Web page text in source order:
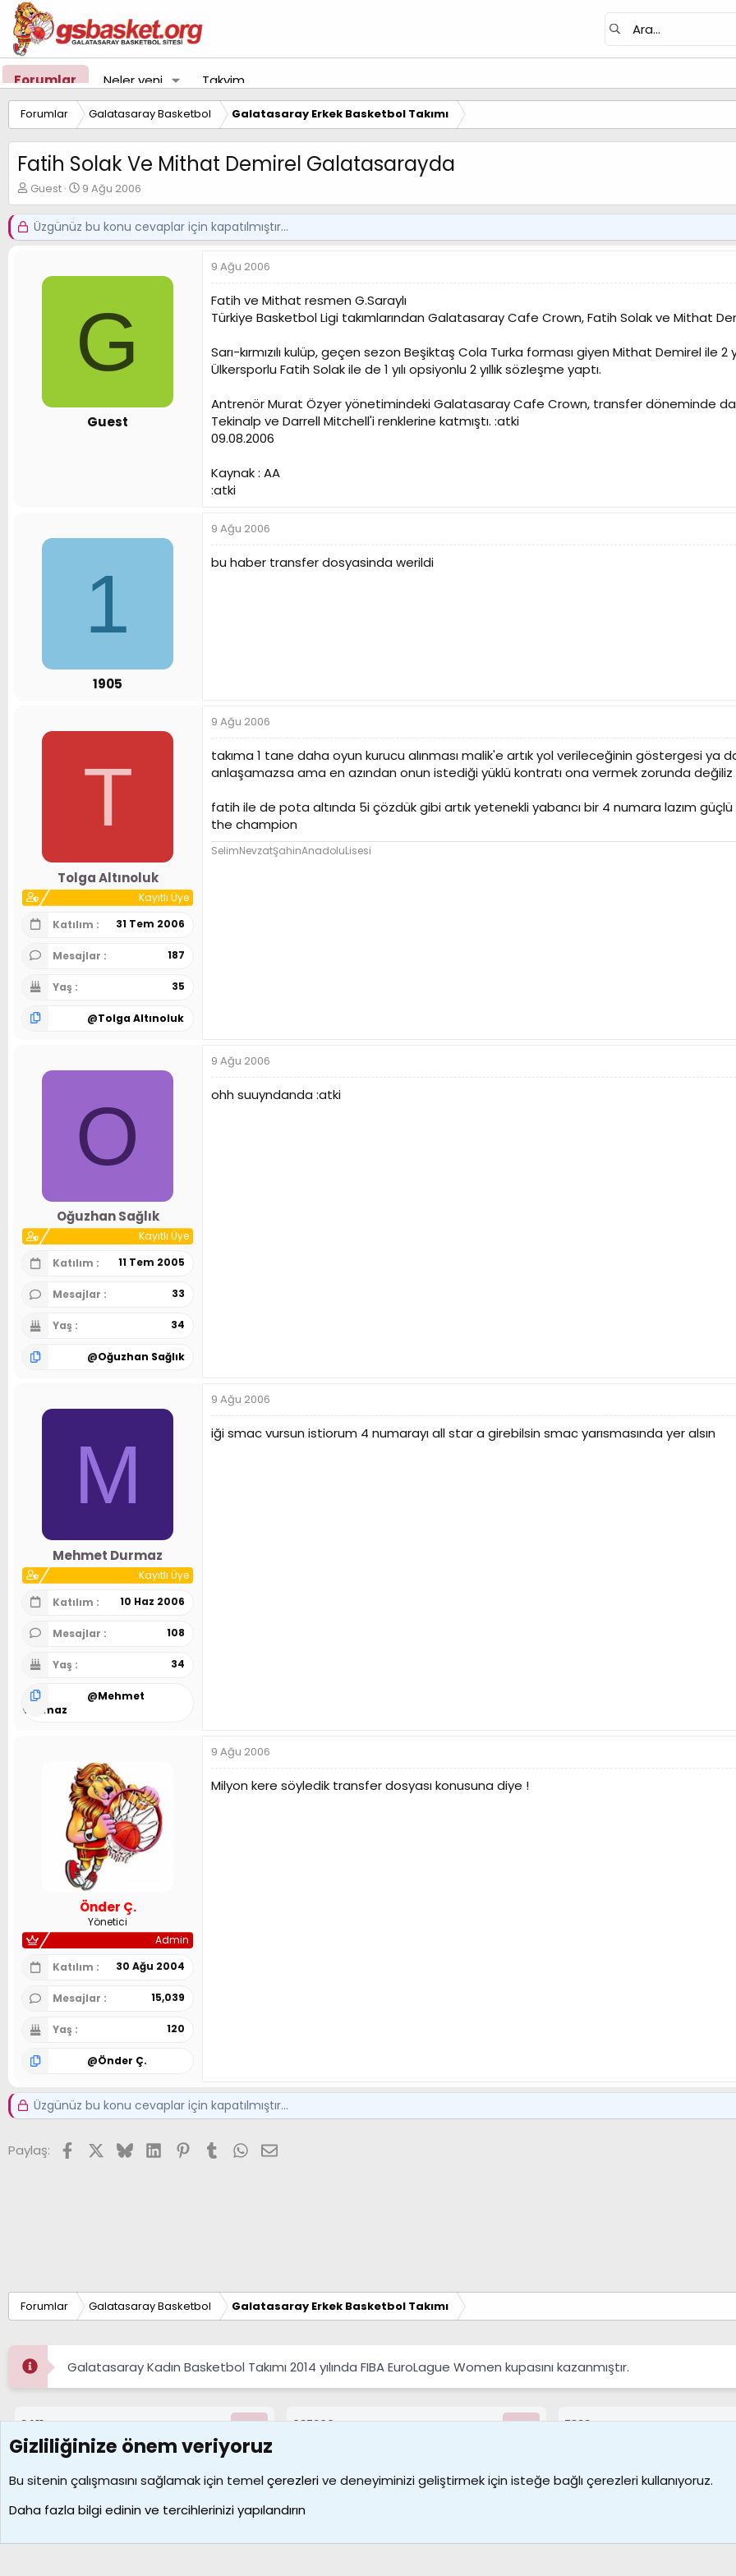
Forumlar Neler yeni Takvim
Forumlar Galatasaray Basketbol Galatasaray Erkek Basketbol Takımı
Fatih Solak Ve Mithat Demirel Galatasarayda
K
o
n
u
Guest
B
a
ş
g
t
a
r
9 Ağu 2006
Üzgünüz bu konu cevaplar için kapatılmıştır...
G
Guest
9 Ağu 2006
Fatih ve Mithat resmen G.Saraylı
Türkiye Basketbol Ligi takımlarından Galatasaray Cafe Crown, Fatih Solak ve Mithat
Sarı-kırmızılı kulüp, geçen sezon Beşiktaş Cola Turka forması giyen Mithat Demirel ile
Ülkersporlu Fatih Solak ile de 1 yılı opsiyonlu 2 yıllık sözleşme yaptı.
Antrenör Murat Özyer yönetimindeki Galatasaray Cafe Crown, transfer döneminde
Tekinalp ve Darrell Mitchell'i renklerine katmıştı. :atki
09.08.2006
Kaynak : AA
:atki
1
1905
9 Ağu 2006
bu haber transfer dosyasinda werildi
T
Tolga Altınoluk
Kayıtlı Üye
Katılım
31 Tem 2006
Mesajlar 187
Yaş 35
@Tolga Altınoluk
9 Ağu 2006
takıma 1 tane daha oyun kurucu alınması malik'e artık yol verileceğinin göstergesi
anlaşamazsa ama en azından onun istediği yüklü kontratı ona vermek zorunda değiliz
fatih ile de pota altında 5i çözdük gibi artık yetenekli yabancı bir 4 numara lazım
the champion
SelimNevzatŞahinAnadoluLisesi
O
Oğuzhan Sağlık
Kayıtlı Üye
Katılım
11 Tem 2005
Mesajlar 33
Yaş 34
@Oğuzhan Sağlık
9 Ağu 2006
ohh suuyndanda :atki
M
Mehmet Durmaz
Kayıtlı Üye
Katılım
10 Haz 2006
Mesajlar 108
Yaş 34
@Mehmet
Durmaz
9 Ağu 2006
iği smac vursun istiorum 4 numarayı all star a girebilsin smac yarısmasında yer alsın
Önder Ç.
Yönetici
Admin
Katılım
30 Ağu 2004
Mesajlar 15,039
Yaş 120
@Önder Ç.
9 Ağu 2006
Milyon kere söyledik transfer dosyası konusuna diye !
Üzgünüz bu konu cevaplar için kapatılmıştır...
Paylaş: FacebookX (Twitter)
BlueskyLinkedInPinterest
Tumblr WhatsApp
E-posta
Forumlar Galatasaray Basketbol Galatasaray Erkek Basketbol Takımı
Galatasaray Kadın Basketbol Takımı 2014 yılında FIBA EuroLague Women kupasını kazanmıştır.
8411
Konular
687206
7388
Çerezler Bize ulaşın
Galatasaray Basketbol | GS Basket Taraftar Platformu
Gizliliğinize önem veriyoruz
Bu sitenin çalışmasını sağlamak için temelçerezlerive deneyiminizi geliştirmek için isteğe bağlı çerezleri kullanıyoruz.
Daha fazla bilgi edinin ve tercihlerinizi yapılandırın